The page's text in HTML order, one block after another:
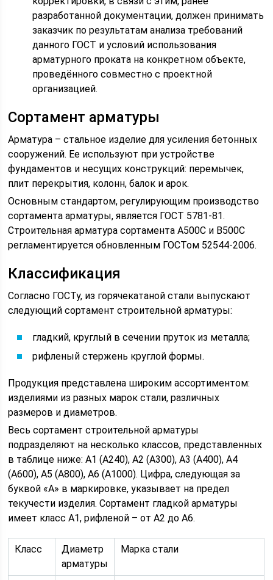
разработанной документации, должен принимать
заказчик по результатам анализа требований
данного ГОСТ и условий использования
арматурного проката на конкретном объекте,
проведённого совместно с проектной
организацией.
Сортамент арматуры
Арматура – стальное изделие для усиления бетонных
сооружений. Ее используют при устройстве
фундаментов и несущих конструкций: перемычек,
плит перекрытия, колонн, балок и арок.
Основным стандартом, регулирующим производство
сортамента арматуры, является ГОСТ 5781-81.
Строительная арматура сортамента А500С и В500С
регламентируется обновленным ГОСТом 52544-2006.
Классификация
Согласно ГОСТу, из горячекатаной стали выпускают
следующий сортамент строительной арматуры:
гладкий, круглый в сечении пруток из металла;
рифленый стержень круглой формы.
Продукция представлена широким ассортиментом:
изделиями из разных марок стали, различных
размеров и диаметров.
Весь сортамент строительной арматуры
подразделяют на несколько классов, представленных
в таблице ниже: А1 (А240), А2 (А300), А3 (А400), А4
(А600), А5 (А800), А6 (А1000). Цифра, следующая за
буквой «А» в маркировке, указывает на предел
текучести изделия. Сортамент гладкой арматуры
имеет класс А1, рифленой – от А2 до А6.
Класс
Диаметр
арматуры
Марка стали